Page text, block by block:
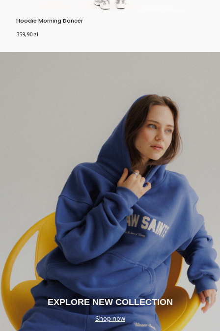
Hoodie Morning Dancer
Cena
359,90 zł
EXPLORE NEW COLLECTION
Shop now